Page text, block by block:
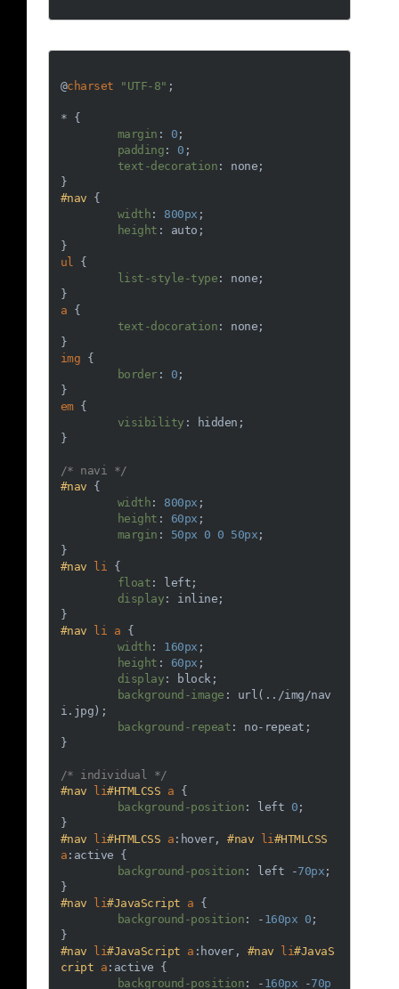
@charset "UTF-8" ;
* {
margin : 0 ;
padding : 0 ;
text-decoration : none;
#nav {
width : 800px ;
height : auto;
ul {
list-style-type : none;
a {
text-docoration : none;
img {
border: 0 ;
em {
visibility : hidden;
}
/* navi */
#nav {
width : 800px ;
height : 60px ;
margin : 50px 0 0 50px ;
#nav
li {
float : left;
display : inline;
#nav
li a {
width : 160px ;
height : 60px ;
display : block;
background-image : url(../img/nav
i.jpg);
background-repeat : no-repeat;
}
/* individual */
#nav
li#HTMLCSS a {
background-position : left 0 ;
#nav
li#HTMLCSS a :hover, #nav li#HTMLCSS
a :active {
background-position : left -70px ;
#nav
li#JavaScript a {
background-position : - 160px 0 ;
#nav
li#JavaScript a :hover, #nav li#JavaS
cript a :active {
background-position : - 160px -70p